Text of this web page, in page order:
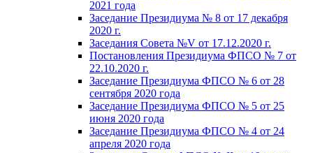
2021 года
Заседание Президиума № 8 от 17 декабря
2020 г.
Заседания Совета №V от 17.12.2020 г.
Постановления Президиума ФПСО № 7 от
22.10.2020 г.
Заседание Президиума ФПСО № 6 от 28
сентября 2020 года
Заседание Президиума ФПСО № 5 от 25
июня 2020 года
Заседание Президиума ФПСО № 4 от 24
апреля 2020 года